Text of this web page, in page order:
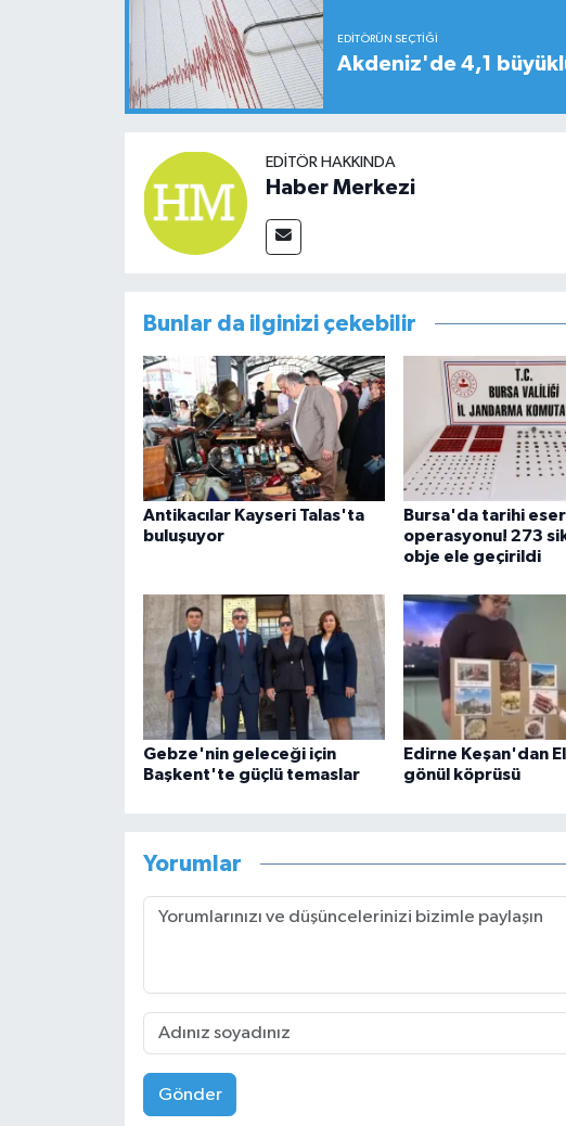
EDITÖRÜN SEÇTIĞI
Akdeniz'de 4,1
EDITÖR HAKKINDA
Haber Merkezi
Bunlar da ilginizi çekebilir
Antikacılar Kayseri Talas'ta
buluşuyor
Bursa'da tarihi eser
operasyonu! 273
obje ele geçirildi
Gebze'nin geleceği için
Başkent'te güçlü temaslar
Edirne Keşan'dan
gönül köprüsü
Yorumlar
Gönder